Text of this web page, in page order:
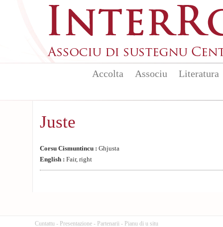
Accolta Associu Literatura
Juste
Corsu Cismuntincu : Ghjusta
English : Fair, right
Cuntattu - Presentazione - Partenarii - Pianu di u situ